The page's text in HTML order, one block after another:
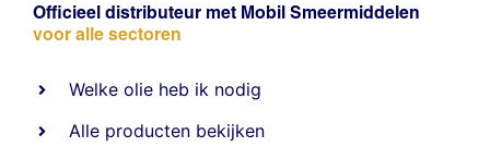
Officieel distributeur met Mobil Smeermiddelen
voor alle sectoren
Welke olie heb ik nodig
Alle producten bekijken